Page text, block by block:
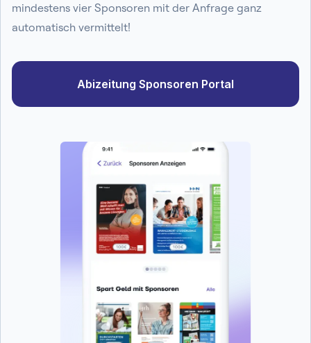
mindestens vier Sponsoren mit der Anfrage ganz
automatisch vermittelt!
Abizeitung Sponsoren Portal